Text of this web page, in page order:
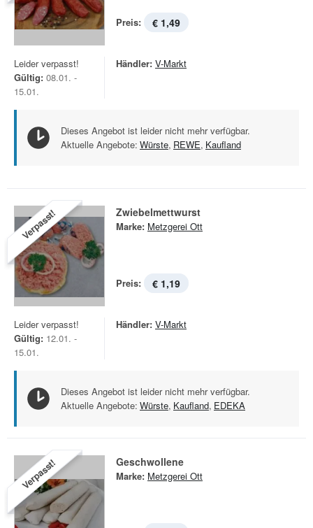
Preis: € 1,49
Leider verpasst!
Gültig: 08.01. -
15.01.
Händler: V-Markt
Dieses Angebot ist leider nicht mehr verfügbar.
Aktuelle Angebote: Würste, REWE, Kaufland
Verpasst! Zwiebelmettwurst
Marke: Metzgerei Ott
Preis: € 1,19
Leider verpasst!
Gültig: 12.01. -
15.01.
Händler: V-Markt
Dieses Angebot ist leider nicht mehr verfügbar.
Aktuelle Angebote: Würste, Kaufland, EDEKA
Verpasst! Geschwollene
Marke: Metzgerei Ott